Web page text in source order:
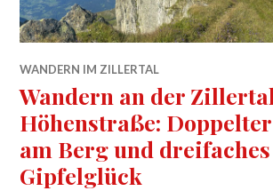
WANDERN IM ZILLERTAL
Wandern an der
Höhenstraße: Doppelter
am Berg und dreifaches
Gipfelglück